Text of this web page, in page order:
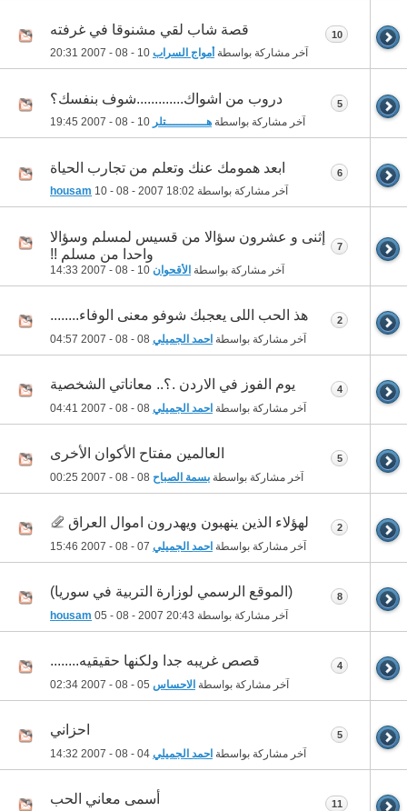
قصة شاب لقي مشنوقا في غرفته
آخر مشاركة بواسطة أمواج السراب 20:31
10
دروب من اشواك.............شوف بنفسك؟
آخر مشاركة بواسطة هـــــــــــتلر 19:45
5
ابعد همومك عنك وتعلم من تجارب الحياة
آخر مشاركة بواسطة housam 10 - 08 - 2007 18:02
6
إثنى و عشرون سؤالا من قسيس لمسلم وسؤالا
واحدا من مسلم !!
آخر مشاركة بواسطة الأقحوان 14:33
7
هذ الحب اللى يعجبك شوفو معنى الوفاء........
آخر مشاركة بواسطة احمد الجميلي 04:57
2
يوم الفوز في الاردن .؟.. معاناتي الشخصية
آخر مشاركة بواسطة احمد الجميلي 04:41
4
العالمين مفتاح الأكوان الأخرى
آخر مشاركة بواسطة بسمة الصباح 00:25
5
لهؤلاء الذين ينهبون ويهدرون اموال العراق
آخر مشاركة بواسطة احمد الجميلي 15:46
2
(الموقع الرسمي لوزارة التربية في سوريا)
آخر مشاركة بواسطة housam 05 - 08 - 2007 20:43
8
قصص غريبه جدا ولكنها حقيقيه........
آخر مشاركة بواسطة الاحساس 02:34
4
احزاني
آخر مشاركة بواسطة احمد الجميلي 14:32
5
أسمى معاني الحب 11